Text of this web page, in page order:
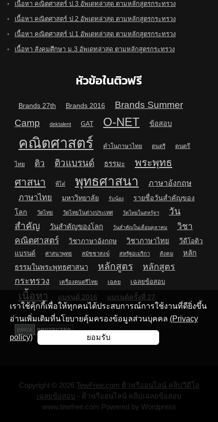
เนื้อหา คณิตศาสตร์ ป.3 อัพเดทล่าสุด ตามหลักสูตรกระทรวง
เนื้อหา คณิตศาสตร์ ป.2 อัพเดทล่าสุด ตามหลักสูตรกระทรวง
เนื้อหา คณิตศาสตร์ ป.1 อัพเดทล่าสุด ตามหลักสูตรกระทรวง
เนื้อหา สังคมศึกษา ม.3 อัพเดทล่าสุด ตามหลักสูตรกระทรวง
หัวข้อในติวฟรี
Brands 27th Brands 2016
Brands Summer
Camp
dektalent GAT O-NET ข้อสอบ
คณิตศาสตร์ คำในภาษาไทย ดนตรี ดนตรี
ไทย ติว ติวแบรนด์ ธรรมะ
พระพุทธ
ศาสนา
พี่โต๋ พุทธศาสนา ภาษาอังกฤษ
ภาษาไทย มหาวิทยาลัย รับน้อง
รายชื่อวันสำคัญของ
โลก
วัดไทย วัดไทยในต่างประเทศ วัดไทยในสหรัฐฯ
วัน
สำคัญ
วันสำคัญของโลก วันสำคัญในเดือนตุลาคม
วิชา
คณิตศาสตร์
วิชาภาษาอังกฤษ วิชาภาษาไทย
วีดีโอติว
แบรนด์
ศาสนาพุทธ สมัชชาสงฆ์ สหรัฐอเมริกา สังคม
หลัก
ธรรมในพระพุทธศาสนา
หลักสูตร
หลักสูตร
กระทรวง
เครื่องดนตรีไทย เฉลย เฉลยข้อสอบ
เนื้อหา แบรนด์ 2016 แบรนด์ครั้งที่ 27
เราใช้คุ้กกี้เพื่อให้ทุกคนได้ประสบการณ์การใช้งานที่ดียิ่งขึ้น
อ่านเพิ่มเติมที่นโยบายคุ้มครองข้อมูลส่วนบุคคล (Privacy
policy) ยอมรับ
Copyright © 2026 TewFree.com ติวฟรีออนไลน์ คลิปวีดีโอ
เฉลยข้อสอบ - ติวฟรีออนไลน์ คลิปเฉลยข้อสอบ
www.tewfree.com Powered by Wordpress